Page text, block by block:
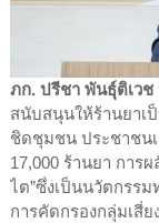
ภก. ปรีชา พันธุ์ติเวช
สนับสนุนให้ร้านยาเ
ชิดชุมชน ประชาชน
17,000 ร้านยา การ
ไต”ซึ่งเป็นนวัตกรร
การคัดกรองกลุ่มเสี่